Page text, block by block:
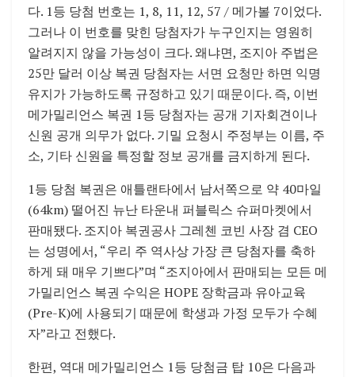
다. 1등 당첨 번호는 1, 8, 11, 12, 57 / 메가볼 7이었다.
그러나 이 번호를 맞힌 당첨자가 누구인지는 영원히
알려지지 않을 가능성이 크다. 왜냐면, 조지아 주법은
25만 달러 이상 복권 당첨자는 서면 요청만 하면 익명
유지가 가능하도록 규정하고 있기 때문이다. 즉, 이번
메가밀리언스 복권 1등 당첨자는 공개 기자회견이나
신원 공개 의무가 없다. 기밀 요청시 주정부는 이름, 주
소, 기타 신원을 특정할 정보 공개를 금지하게 된다.
1등 당첨 복권은 애틀랜타에서 남서쪽으로 약 40마일
(64km) 떨어진 뉴난 타운내 퍼블릭스 슈퍼마켓에서
판매됐다. 조지아 복권공사 그레첸 코빈 사장 겸 CEO
는 성명에서, “우리 주 역사상 가장 큰 당첨자를 축하
하게 돼 매우 기쁘다”며 “조지아에서 판매되는 모든 메
가밀리언스 복권 수익은 HOPE 장학금과 유아교육
(Pre-K)에 사용되기 때문에 학생과 가정 모두가 수혜
자”라고 전했다.
한편, 역대 메가밀리언스 1등 당첨금 탑 10은 다음과